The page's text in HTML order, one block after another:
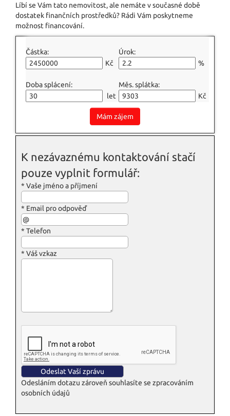
Líbí se Vám tato nemovitost, ale nemáte v současné době
dostatek finančních prostředků? Rádi Vám poskytneme
možnost financování.
Částka:
Kč
Úrok:
%
Doba splácení:
let
Měs. splátka:
Kč
Mám zájem
K nezávaznému kontaktování stačí
pouze vyplnit formulář:
* Vaše jméno a příjmení
* Email pro odpověď
* Telefon
* Váš vzkaz
Odesláním dotazu zároveň souhlasíte se zpracováním
osobních údajů